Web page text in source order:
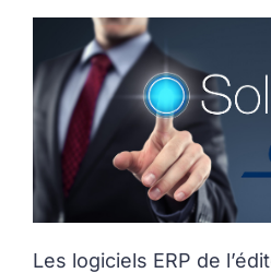
Les logiciels ERP de